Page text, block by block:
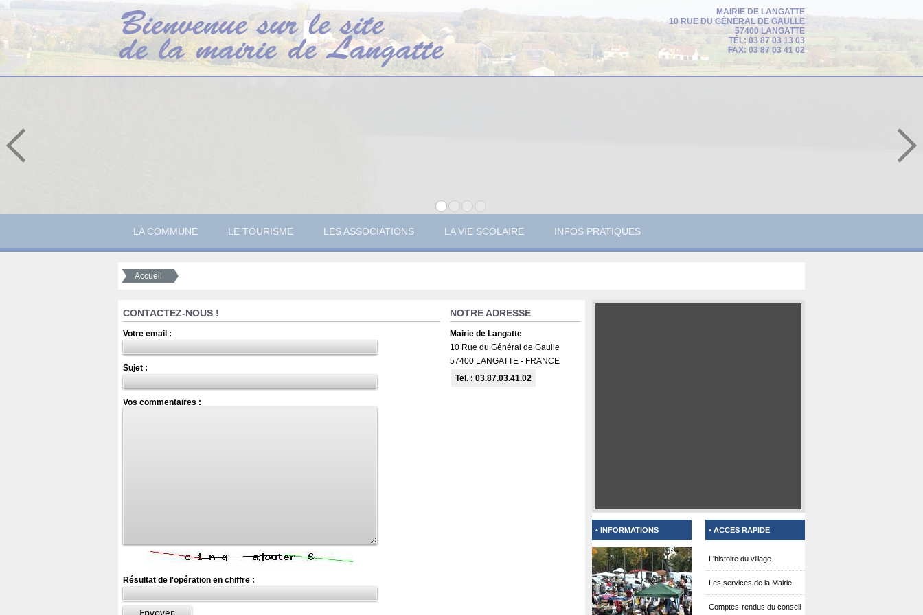
MAIRIE DE LANGATTE
10 RUE DU GÉNÉRAL DE GAULLE
57400 LANGATTE
TÉL: 03 87 03 13 03
FAX: 03 87 03 41 02
LA COMMUNE LE TOURISME LES ASSOCIATIONS LA VIE SCOLAIRE INFOS PRATIQUES
Accueil
CONTACTEZ-NOUS !
Votre email :
Sujet :
Vos commentaires :
Résultat de l'opération en chiffre :
NOTRE ADRESSE
Mairie de Langatte
10 Rue du Général de Gaulle
57400 LANGATTE - FRANCE
Tel. : 03.87.03.41.02
• INFORMATIONS • ACCES RAPIDE
L'histoire du village
Les services de la Mairie
Comptes-rendus du conseil